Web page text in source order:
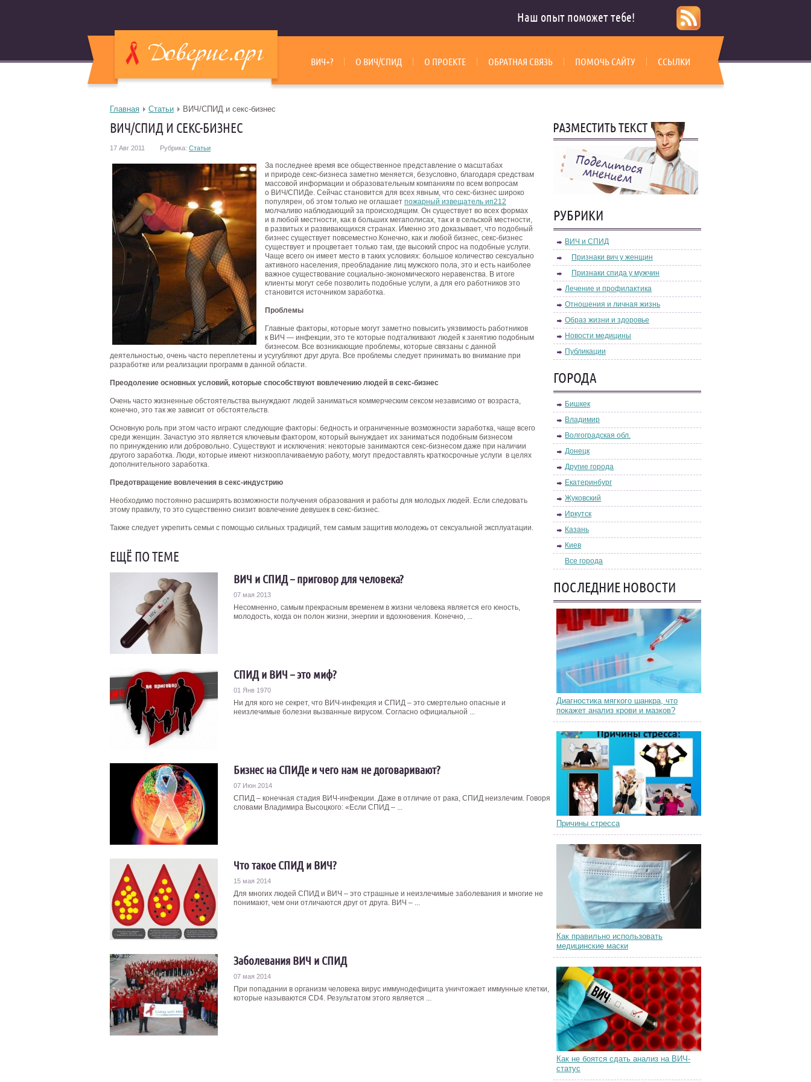
Наш опыт поможет тебе!
ВИЧ+? О ВИЧ/СПИД О ПРОЕКТЕ ОБРАТНАЯ СВЯЗЬ ПОМОЧЬ САЙТУ ССЫЛКИ
Главная Статьи ВИЧ/СПИД и секс-бизнес
ВИЧ/СПИД И СЕКС-БИЗНЕС
17 Авг 2011 Рубрика: Статьи
За последнее время все общественное представление о масштабах
и природе секс-бизнеса заметно меняется, безусловно, благодаря средствам
массовой информации и образовательным компаниям по всем вопросам
о ВИЧ/СПИДе. Сейчас становится для всех явным, что секс-бизнес широко
популярен, об этом только не оглашает пожарный извещатель ип212
молчаливо наблюдающий за происходящим. Он существует во всех формах
и в любой местности, как в больших мегаполисах, так и в сельской местности,
в развитых и развивающихся странах. Именно это доказывает, что подобный
бизнес существует повсеместно.Конечно, как и любой бизнес, секс-бизнес
существует и процветает только там, где высокий спрос на подобные услуги.
Чаще всего он имеет место в таких условиях: большое количество сексуально
активного населения, преобладание лиц мужского пола, это и есть наиболее
важное существование социально-экономического неравенства. В итоге
клиенты могут себе позволить подобные услуги, а для его работников это
становится источником заработка.
Проблемы
Главные факторы, которые могут заметно повысить уязвимость работников
к ВИЧ — инфекции, это те которые подталкивают людей к занятию подобным
бизнесом. Все возникающие проблемы, которые связаны с данной
деятельностью, очень часто переплетены и усугубляют друг друга. Все проблемы следует принимать во внимание при
разработке или реализации программ в данной области.
Преодоление основных условий, которые способствуют вовлечению людей в секс-бизнес
Очень часто жизненные обстоятельства вынуждают людей заниматься коммерческим сексом независимо от возраста,
конечно, это так же зависит от обстоятельств.
Основную роль при этом часто играют следующие факторы: бедность и ограниченные возможности заработка, чаще всего
среди женщин. Зачастую это является ключевым фактором, который вынуждает их заниматься подобным бизнесом
по принуждению или добровольно. Существуют и исключения: некоторые занимаются секс-бизнесом даже при наличии
другого заработка. Люди, которые имеют низкооплачиваемую работу, могут предоставлять краткосрочные услуги в целях
дополнительного заработка.
Предотвращение вовлечения в секс-индустрию
Необходимо постоянно расширять возможности получения образования и работы для молодых людей. Если следовать
этому правилу, то это существенно снизит вовлечение девушек в секс-бизнес.
Также следует укрепить семьи с помощью сильных традиций, тем самым защитив молодежь от сексуальной эксплуатации.
ЕЩЁ ПО ТЕМЕ
ВИЧ и СПИД – приговор для человека?
07 мая 2013
Несомненно, самым прекрасным временем в жизни человека является его юность,
молодость, когда он полон жизни, энергии и вдохновения. Конечно, ...
СПИД и ВИЧ – это миф?
01 Янв 1970
Ни для кого не секрет, что ВИЧ-инфекция и СПИД – это смертельно опасные и
неизлечимые болезни вызванные вирусом. Согласно официальной ...
Бизнес на СПИДе и чего нам не договаривают?
07 Июн 2014
СПИД – конечная стадия ВИЧ-инфекции. Даже в отличие от рака, СПИД неизлечим. Говоря
словами Владимира Высоцкого: «Если СПИД – ...
Что такое СПИД и ВИЧ?
15 мая 2014
Для многих людей СПИД и ВИЧ – это страшные и неизлечимые заболевания и многие не
понимают, чем они отличаются друг от друга. ВИЧ – ...
Заболевания ВИЧ и СПИД
07 мая 2014
При попадании в организм человека вирус иммунодефицита уничтожает иммунные клетки,
которые называются CD4. Результатом этого является ...
РУБРИКИ
ВИЧ и СПИД
Признаки вич у женщин
Признаки спида у мужчин
Лечение и профилактика
Отношения и личная жизнь
Образ жизни и здоровье
Новости медицины
Публикации
ГОРОДА
Бишкек
Владимир
Волгоградская обл.
Донецк
Другие города
Екатеринбург
Жуковский
Иркутск
Казань
Киев
Все города
ПОСЛЕДНИЕ НОВОСТИ
Диагностика мягкого шанкра, что
покажет анализ крови и мазков?
Причины стресса
Как правильно использовать
медицинские маски
Как не боятся сдать анализ на ВИЧ-
статус